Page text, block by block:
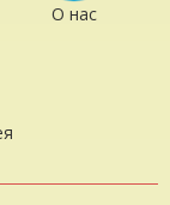
О нас